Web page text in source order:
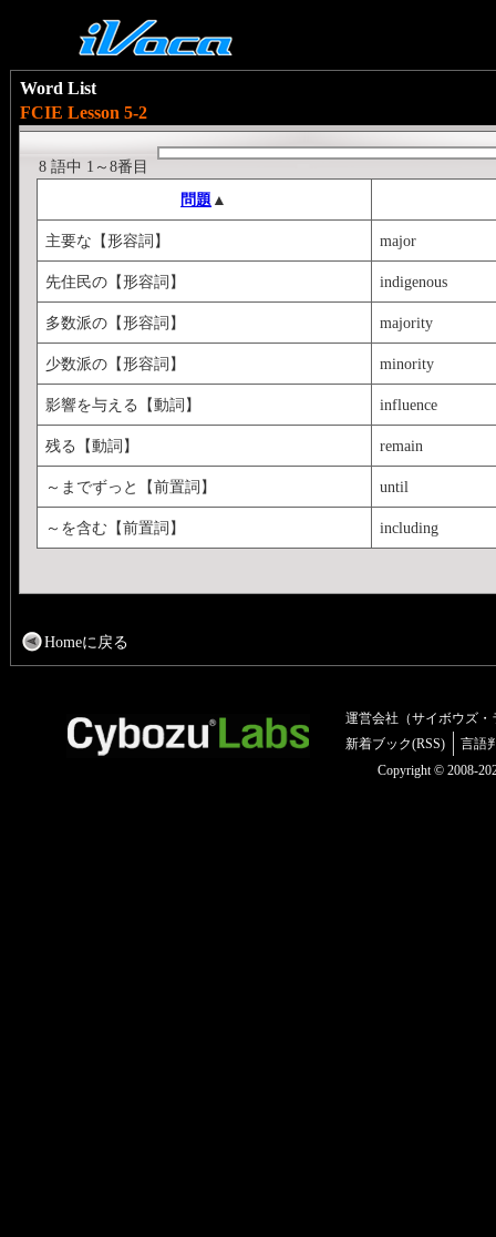
Word List
FCIE Lesson 5-2
8 語中 1～8番目
問題 ▲
主要な【形容詞】 major
先住民の【形容詞】 indigenous
多数派の【形容詞】 majority
少数派の【形容詞】 minority
影響を与える【動詞】 influence
残る【動詞】 remain
～までずっと【前置詞】 until
～を含む【前置詞】 including
Homeに戻る
運営会社（サイボウズ・
新着ブック(RSS)
言語
Copyright © 2008-